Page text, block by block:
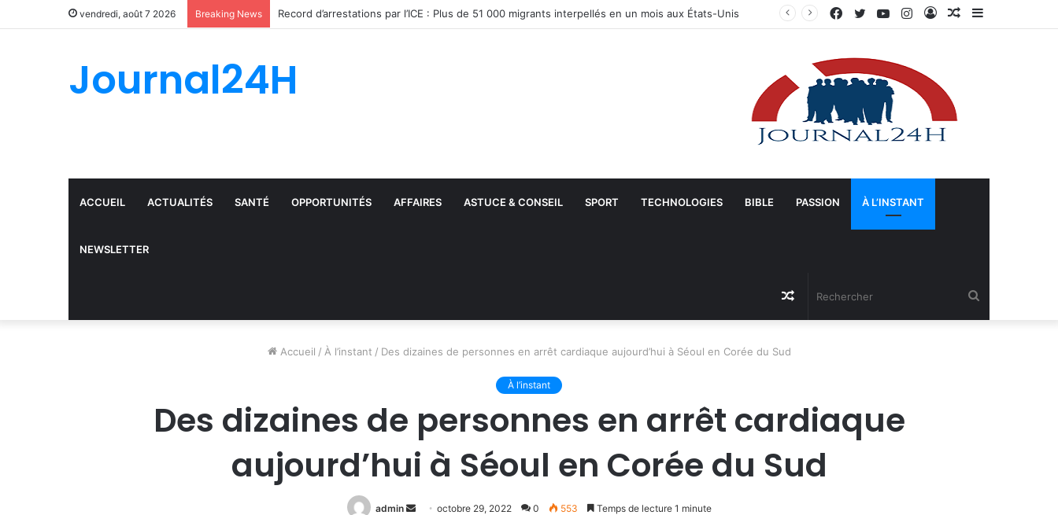
vendredi, août 7 2026 Breaking News
Sidebar
Article
Connexion
Instagram
YouTube
Twitter
Facebook
Journal24H
ACCUEIL ACTUALITÉS SANTÉ OPPORTUNITÉS AFFAIRES ASTUCE & CONSEIL SPORT TECHNOLOGIES BIBLE PASSION À L’INSTANT
NEWSLETTER
Article
Accueil / À l’instant / Des dizaines de personnes en arrêt cardiaque aujourd’hui à Séoul en Corée du Sud
À l’instant
Des dizaines de personnes en arrêt cardiaque
aujourd’hui à Séoul en Corée du Sud
admin
Envoyeroctobre 29, 2022 0 553 Temps de lecture 1 minute